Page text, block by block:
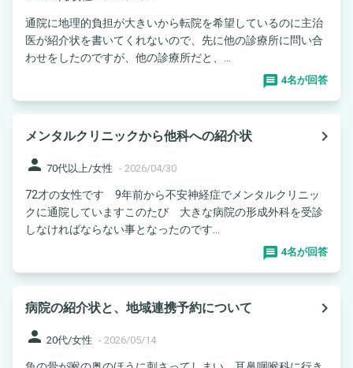
通院に地理的負担が大きいから転院を希望しているのに主治
医が紹介状を書いてくれないので、先に他の診療所に問い合
わせをしたのですが、他の診療所だと、...
4名が回答
メンタルクリニックから他科への紹介状
navigate_next
person 70代以上/女性 - 2026/04/30
72才の女性です 9年前から不安神経症でメンタルクリニッ
クに通院していますこのたび 大きな病院の形成外科を受診
しなければならない事となったのです...
4名が回答
病院の紹介状と、地域連携予約について
navigate_next
person 20代/女性 - 2026/05/14